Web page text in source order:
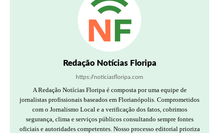
Redação Notícias Floripa
https://noticiasfloripa.com
A Redação Notícias Floripa é composta por uma equipe de
jornalistas profissionais baseados em Florianópolis. Comprometidos
com o Jornalismo Local e a verificação dos fatos, cobrimos
segurança, clima e serviços públicos consultando sempre fontes
oficiais e autoridades competentes. Nosso processo editorial prioriza